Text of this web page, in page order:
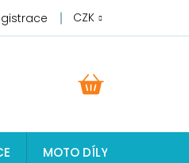
CZK
MOTO DÍLY JAWA, ČZ,